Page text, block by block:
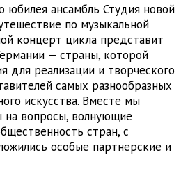
юбилея ансамбль Студия новой
по музыкальной
концерт цикла представит
— страны, которой
для реализации и творческого
самых разнообразных
искусства. Вместе мы
на вопросы, волнующие
стран, с
особые партнерские и